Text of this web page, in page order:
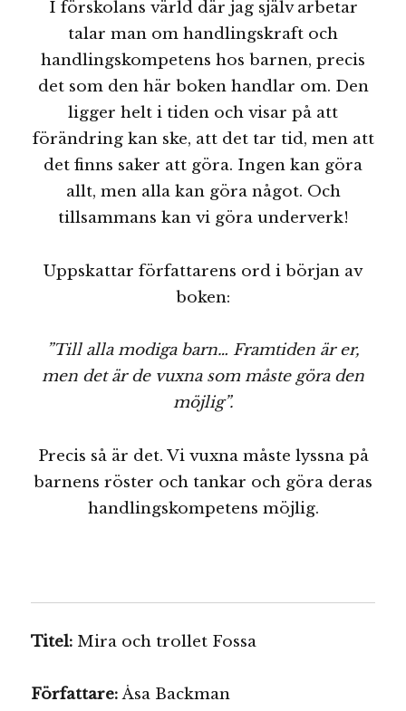
I förskolans värld där jag själv arbetar
talar man om handlingskraft och
handlingskompetens hos barnen, precis
det som den här boken handlar om. Den
ligger helt i tiden och visar på att
förändring kan ske, att det tar tid, men att
det finns saker att göra. Ingen kan göra
allt, men alla kan göra något. Och
tillsammans kan vi göra underverk!
Uppskattar författarens ord i början av
boken:
”Till alla modiga barn… Framtiden är er,
men det är de vuxna som måste göra den
möjlig”.
Precis så är det. Vi vuxna måste lyssna på
barnens röster och tankar och göra deras
handlingskompetens möjlig.
Titel: Mira och trollet Fossa
Författare:Åsa Backman